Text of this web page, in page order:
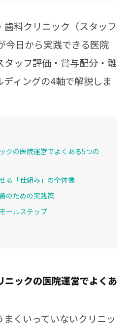
科クリニック（スタッフ
今日から実践できる医院
タッフ評価・賞与配分・離
ィングの4軸で解説しま
クの医院運営でよくある5つの
る「仕組み」の全体像
のための実践策
ールステップ
ニックの医院運営でよくあ
くいっていないクリニッ